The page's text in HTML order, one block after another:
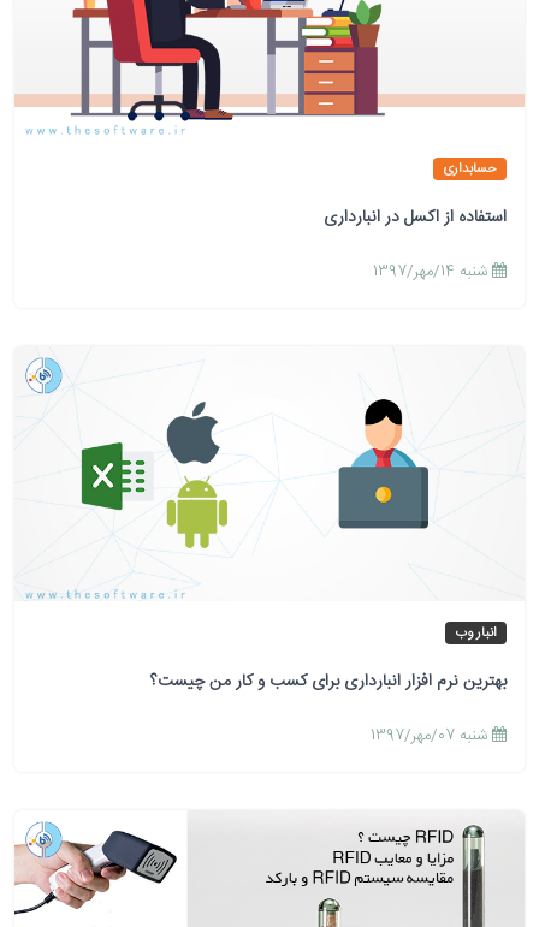
حسابداری
استفاده از اکسل در انبارداری
شنبه 14/مهر/1397
انبار وب
بهترین نرم افزار انبارداری برای کسب و کار من چیست؟
شنبه 07/مهر/1397